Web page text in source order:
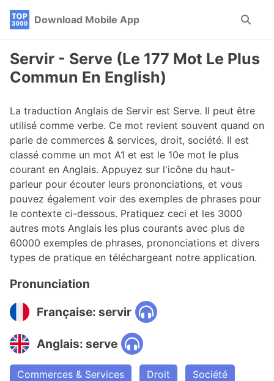
Skip
navigation
Skip
Skip
Download Mobile App
Toggle
Servir - Serve (Le 177 Mot Le Plus
Commun En English)
La traduction Anglais de Servir est Serve. Il peut être
utilisé comme verbe. Ce mot revient souvent quand on
parle de commerces & services, droit, société. Il est
classé comme un mot A1 et est le 10e mot le plus
courant en Anglais. Appuyez sur l'icône du haut-
parleur pour écouter leurs prononciations, et vous
pouvez également voir des exemples de phrases pour
le contexte ci-dessous. Pratiquez ceci et les 3000
autres mots Anglais les plus courants avec plus de
60000 exemples de phrases, prononciations et divers
types de pratique en téléchargeant notre application.
Pronunciation
Française: servir
Anglais: serve
Commerces & Services Droit
Société